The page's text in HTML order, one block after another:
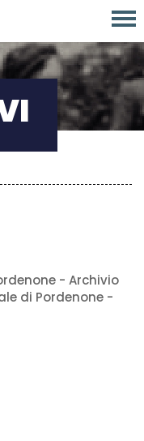
- Archivio
di Pordenone -